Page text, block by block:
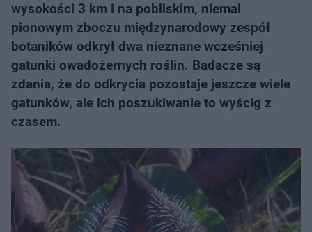
wysokości 3 km i na pobliskim, niemal
pionowym zboczu międzynarodowy zespół
botaników odkrył dwa nieznane wcześniej
gatunki owadożernych roślin. Badacze są
zdania, że do odkrycia pozostaje jeszcze wiele
gatunków, ale ich poszukiwanie to wyścig z
czasem.